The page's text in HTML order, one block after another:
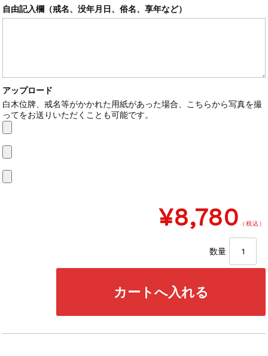
自由記入欄（戒名、没年月日、俗名、享年など）
アップロード
白木位牌、戒名等がかかれた用紙があった場合、こちらから写真を撮
ってをお送りいただくことも可能です。
¥8,780 （税込）
数量